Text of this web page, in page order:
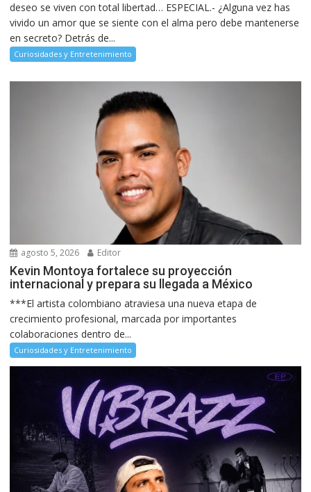
deseo se viven con total libertad… ESPECIAL.- ¿Alguna vez has
vivido un amor que se siente con el alma pero debe mantenerse
en secreto? Detrás de...
Curiosidades y Entretenimiento
agosto 5, 2026 Editor
Kevin Montoya fortalece su proyección
internacional y prepara su llegada a México
***El artista colombiano atraviesa una nueva etapa de
crecimiento profesional, marcada por importantes
colaboraciones dentro de...
Curiosidades y Entretenimiento